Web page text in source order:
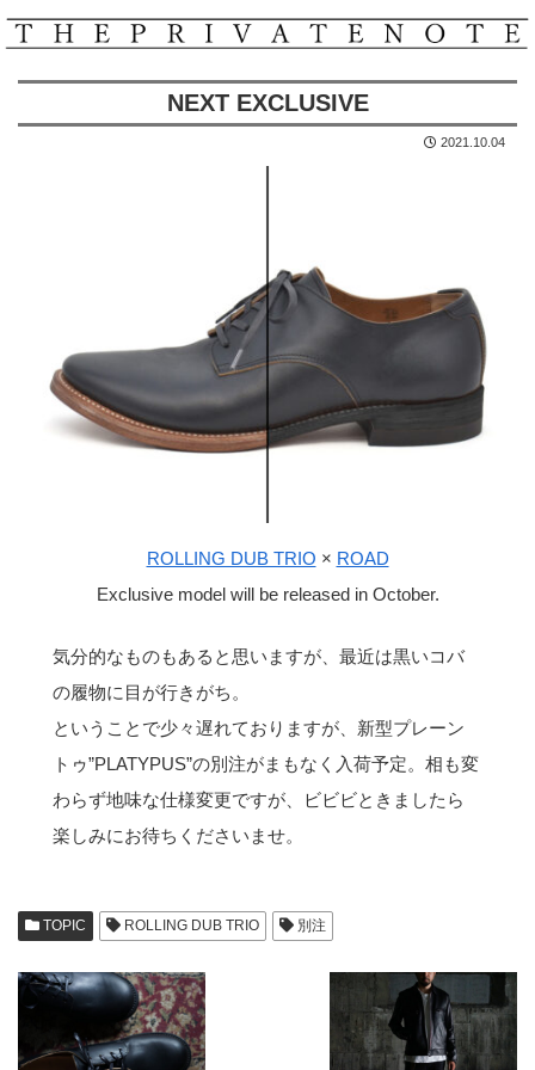
NEXT EXCLUSIVE
2021.10.04
ROLLING DUB TRIO × ROAD
Exclusive model will be released in October.
気分的なものもあると思いますが、最近は黒いコバ
の履物に目が行きがち。
ということで少々遅れておりますが、新型プレーン
トゥ”PLATYPUS”の別注がまもなく入荷予定。相も変
わらず地味な仕様変更ですが、ビビビときましたら
楽しみにお待ちくださいませ。
TOPIC ROLLING DUB TRIO 別注